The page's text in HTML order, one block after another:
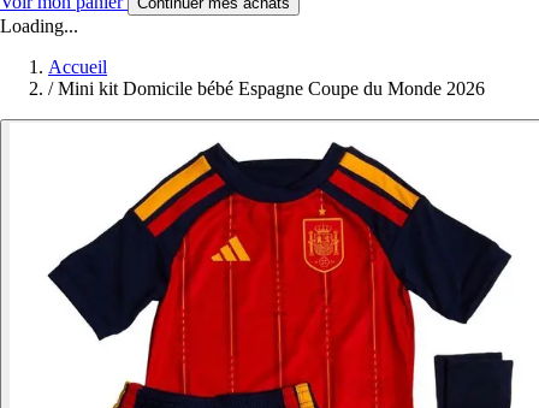
Loading...
Accueil
/ Mini kit Domicile bébé Espagne Coupe du Monde 2026